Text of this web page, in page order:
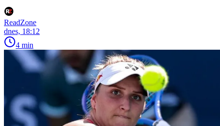
ReadZone
dnes, 18:12
4 min